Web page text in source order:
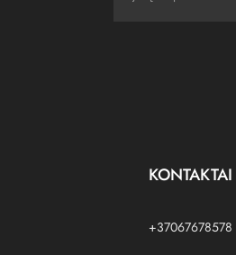
KONTAKTAI
+37067678578